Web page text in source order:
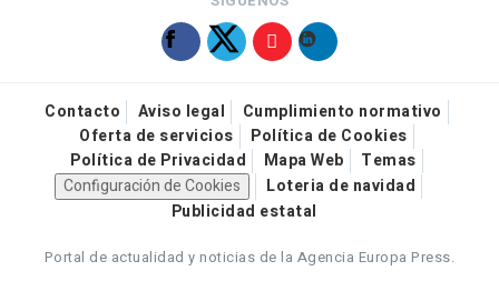
Contacto Aviso legal
Cumplimiento normativo
Oferta de servicios
Política de Cookies
Política de Privacidad
Mapa Web
Temas
Configuración de Cookies
Loteria de navidad
Publicidad estatal
Portal de actualidad y noticias de la Agencia Europa Press.